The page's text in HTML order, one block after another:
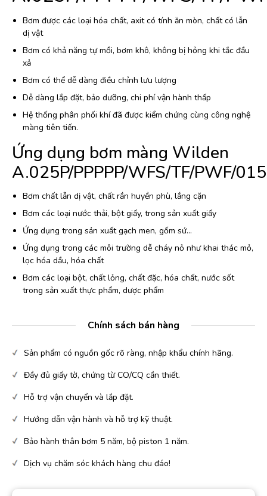
Bơm được các loại hóa chất, axit có tính ăn mòn, chất có lẫn
dị vật
Bơm có khả năng tự mồi, bơm khô, không bị hỏng khi tắc đầu
xả
Bơm có thể dễ dàng điều chỉnh lưu lượng
Dễ dàng lắp đặt, bảo dưỡng, chi phí vận hành thấp
Hệ thống phân phối khí đã được kiểm chứng cùng công nghệ
màng tiên tiến.
Ứng dụng bơm màng Wilden
A.025P/PPPPP/WFS/TF/PWF/
Bơm chất lẫn dị vật, chất rắn huyền phù, lắng cặn
Bơm các loại nước thải, bột giấy, trong sản xuất giấy
Ứng dụng trong sản xuất gạch men, gốm sứ…
Ứng dụng trong các môi trường dễ cháy nỏ như khai thác mỏ,
lọc hóa dầu, hóa chất
Bơm các loại bột, chất lỏng, chất đặc, hóa chất, nước sốt
trong sản xuất thực phẩm, dược phẩm
Chính sách bán hàng
Sản phẩm có nguồn gốc rõ ràng, nhập khẩu chính hãng.
Đầy đủ giấy tờ, chứng từ CO/CQ cần thiết.
Hỗ trợ vận chuyển và lắp đặt.
Hướng dẫn vận hành và hỗ trợ kỹ thuật.
Bảo hành thân bơm 5 năm, bộ piston 1 năm.
Dịch vụ chăm sóc khách hàng chu đáo!